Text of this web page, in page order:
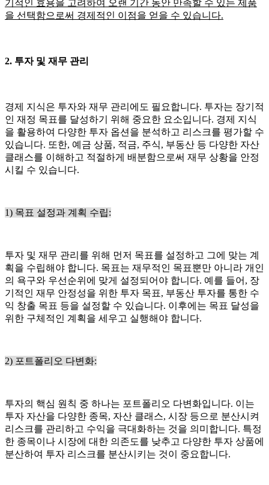
기적인 효용을 고려하여 오랜 기간 동안 만족할 수 있는 제품
을 선택함으로써 경제적인 이점을 얻을 수 있습니다.
2. 투자 및 재무 관리
경제 지식은 투자와 재무 관리에도 필요합니다. 투자는 장기적
인 재정 목표를 달성하기 위해 중요한 요소입니다. 경제 지식
을 활용하여 다양한 투자 옵션을 분석하고 리스크를 평가할 수
있습니다. 또한, 예금 상품, 적금, 주식, 부동산 등 다양한 자산
클래스를 이해하고 적절하게 배분함으로써 재무 상황을 안정
시킬 수 있습니다.
1) 목표 설정과 계획 수립:
투자 및 재무 관리를 위해 먼저 목표를 설정하고 그에 맞는 계
획을 수립해야 합니다. 목표는 재무적인 목표뿐만 아니라 개인
의 욕구와 우선순위에 맞게 설정되어야 합니다. 예를 들어, 장
기적인 재무 안정성을 위한 투자 목표, 부동산 투자를 통한 수
익 창출 목표 등을 설정할 수 있습니다. 이후에는 목표 달성을
위한 구체적인 계획을 세우고 실행해야 합니다.
2) 포트폴리오 다변화:
투자의 핵심 원칙 중 하나는 포트폴리오 다변화입니다. 이는
투자 자산을 다양한 종목, 자산 클래스, 시장 등으로 분산시켜
리스크를 관리하고 수익을 극대화하는 것을 의미합니다. 특정
한 종목이나 시장에 대한 의존도를 낮추고 다양한 투자 상품에
분산하여 투자 리스크를 분산시키는 것이 중요합니다.